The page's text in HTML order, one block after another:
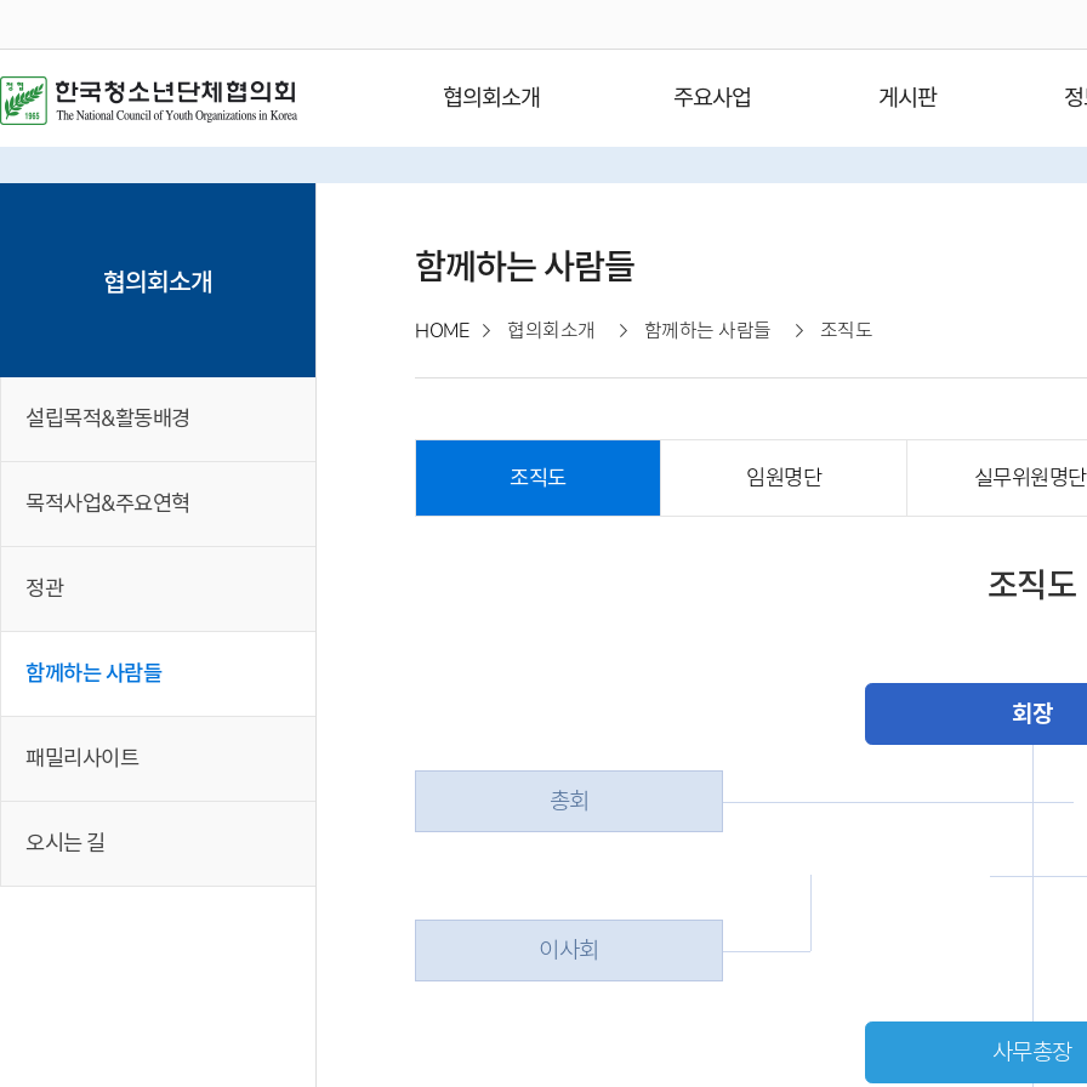
협의회소개 주요사업 게시판
협의회소개
설립목적&활동배경
목적사업&주요연혁
정관
함께하는 사람들
패밀리사이트
오시는 길
함께하는 사람들
HOME 협의회소개 함께하는 사람들 조직도
조직도 임원명단 실무위원명단
조직도
회장
총회
이사회
사무총장